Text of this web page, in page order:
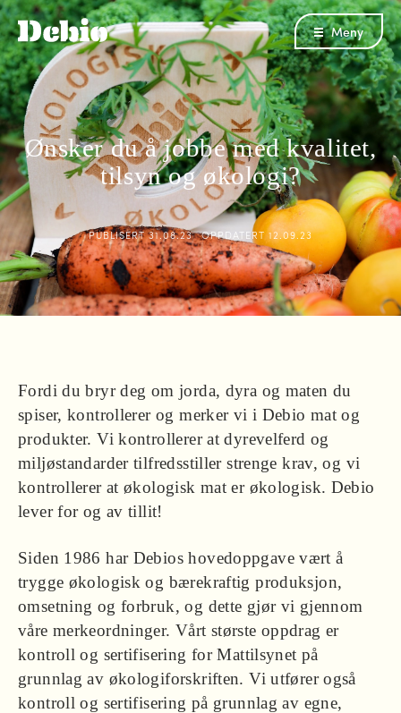
Ønsker du å jobbe med kvalitet,
tilsyn og økologi?
PUBLISERT31.08.23 OPPDATERT12.09.23
Fordi du bryr deg om jorda, dyra og maten du
spiser, kontrollerer og merker vi i Debio mat og
produkter. Vi kontrollerer at dyrevelferd og
miljøstandarder tilfredsstiller strenge krav, og vi
kontrollerer at økologisk mat er økologisk. Debio
lever for og av tillit!
Siden 1986 har Debios hovedoppgave vært å
trygge økologisk og bærekraftig produksjon,
omsetning og forbruk, og dette gjør vi gjennom
våre merkeordninger. Vårt største oppdrag er
kontroll og sertifisering for Mattilsynet på
grunnlag av økologiforskriften. Vi utfører også
kontroll og sertifisering på grunnlag av egne,
Meny